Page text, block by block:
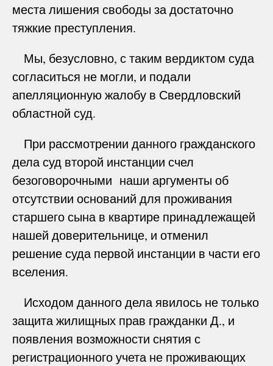
места лишения свободы за достаточно
тяжкие преступления.
Мы, безусловно, с таким вердиктом суда
согласиться не могли, и подали
апелляционную жалобу в Свердловский
областной суд.
При рассмотрении данного гражданского
дела суд второй инстанции счел
безоговорочными наши аргументы об
отсутствии оснований для проживания
старшего сына в квартире принадлежащей
нашей доверительнице, и отменил
решение суда первой инстанции в части его
вселения.
Исходом данного дела явилось не только
защита жилищных прав гражданки Д., и
появления возможности снятия с
регистрационного учета не проживающих